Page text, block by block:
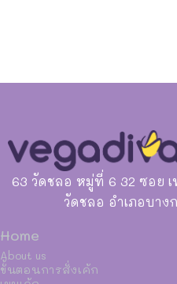
63 วัดชลอ หมู่ที่ 6 32 ซอย
วัดชลอ อำเภอบาง
Home
About us
ขั้นตอนการสั่งเค้ก